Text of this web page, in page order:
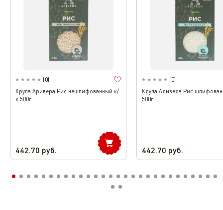
(0)
Крупа Аривера Рис нешлифованный к/
к 500г
442.70 руб.
(0)
Крупа Аривера Рис
500г
442.70 руб.